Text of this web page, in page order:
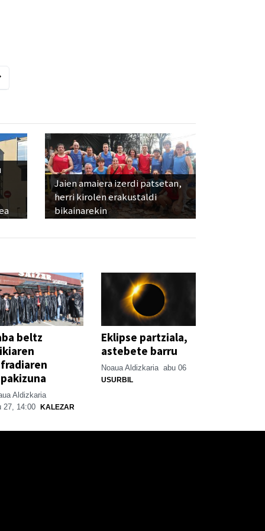
Jaien amaiera izerdi patsetan,
herri kirolen erakustaldi
bikainarekin
beltz
Aldizkaria
27, 14:00 KALEZAR
Eklipse partziala,
astebete barru
Noaua Aldizkaria abu 06
USURBIL